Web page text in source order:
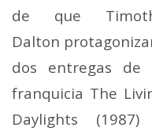
de que
Dalton
dos entregas de
franquicia The
Daylights